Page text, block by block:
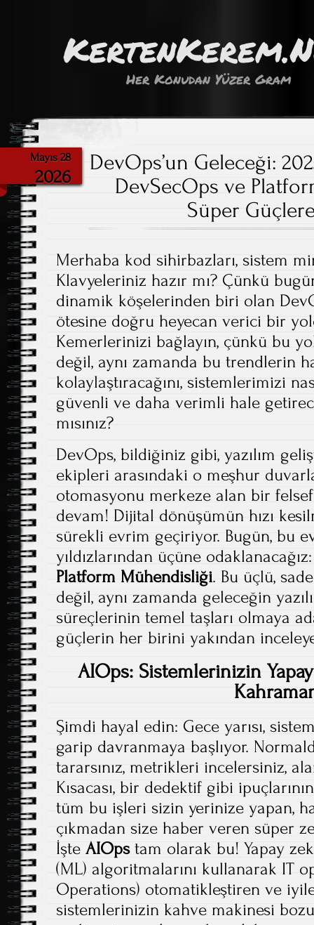
Her Konudan Yüzer Gram
Mayıs 28
2026
DevOps’un Geleceği:
DevSecOps ve
Süper
Merhaba kod sihirbazları, sistem
Klavyeleriniz hazır mı? Çünkü
dinamik köşelerinden biri olan
ötesine doğru heyecan verici bir
Kemerlerinizi bağlayın, çünkü bu
değil, aynı zamanda bu trendlerin
kolaylaştıracağını, sistemlerimizi
güvenli ve daha verimli hale
mısınız?
DevOps, bildiğiniz gibi, yazılım
ekipleri arasındaki o meşhur
otomasyonu merkeze alan bir
devam! Dijital dönüşümün hızı
sürekli evrim geçiriyor. Bugün, bu
yıldızlarından üçüne
Platform Mühendisliği. Bu üçlü,
değil, aynı zamanda geleceğin
süreçlerinin temel taşları olmaya
güçlerin her birini yakından
AIOps: Sistemlerinizin
Şimdi hayal edin: Gece yarısı,
garip davranmaya başlıyor.
tararsınız, metrikleri incelersiniz,
Kısacası, bir dedektif gibi
tüm bu işleri sizin yerinize yapan,
çıkmadan size haber veren süper
İşte AIOpstam olarak bu! Yapay
(ML) algoritmalarını kullanarak IT
Operations) otomatikleştiren ve
sistemlerinizin kahve makinesi